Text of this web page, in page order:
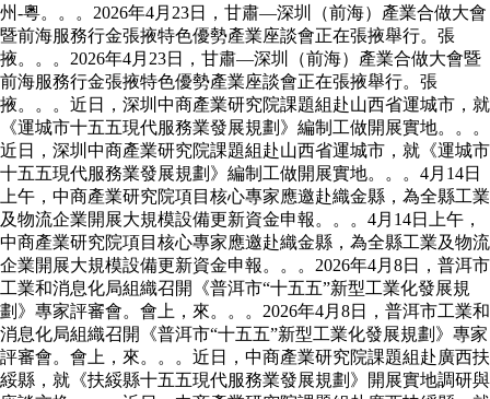
州-粵。。。2026年4月23日，甘肅—深圳（前海）產業合做大會
暨前海服務行金張掖特色優勢產業座談會正在張掖舉行。張
掖。。。2026年4月23日，甘肅—深圳（前海）產業合做大會暨
前海服務行金張掖特色優勢產業座談會正在張掖舉行。張
掖。。。近日，深圳中商產業研究院課題組赴山西省運城市，就
《運城市十五五現代服務業發展規劃》編制工做開展實地。。。
近日，深圳中商產業研究院課題組赴山西省運城市，就《運城市
十五五現代服務業發展規劃》編制工做開展實地。。。4月14日
上午，中商產業研究院項目核心專家應邀赴織金縣，為全縣工業
及物流企業開展大規模設備更新資金申報。。。4月14日上午，
中商產業研究院項目核心專家應邀赴織金縣，為全縣工業及物流
企業開展大規模設備更新資金申報。。。2026年4月8日，普洱市
工業和消息化局組織召開《普洱市“十五五”新型工業化發展規
劃》專家評審會。會上，來。。。2026年4月8日，普洱市工業和
消息化局組織召開《普洱市“十五五”新型工業化發展規劃》專家
評審會。會上，來。。。近日，中商產業研究院課題組赴廣西扶
綏縣，就《扶綏縣十五五現代服務業發展規劃》開展實地調研與